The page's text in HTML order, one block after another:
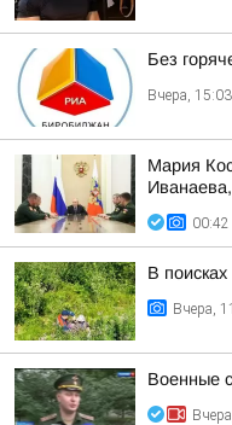
Без
Вчера, 15:03
Мария
00:42
В
Вчера,
Военные